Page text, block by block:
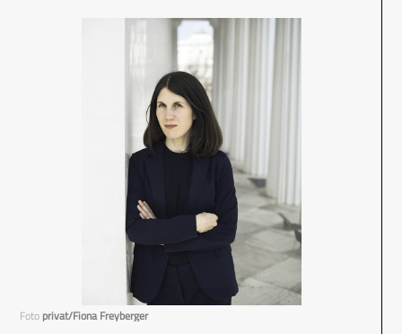
Foto privat/Fiona Freyberger